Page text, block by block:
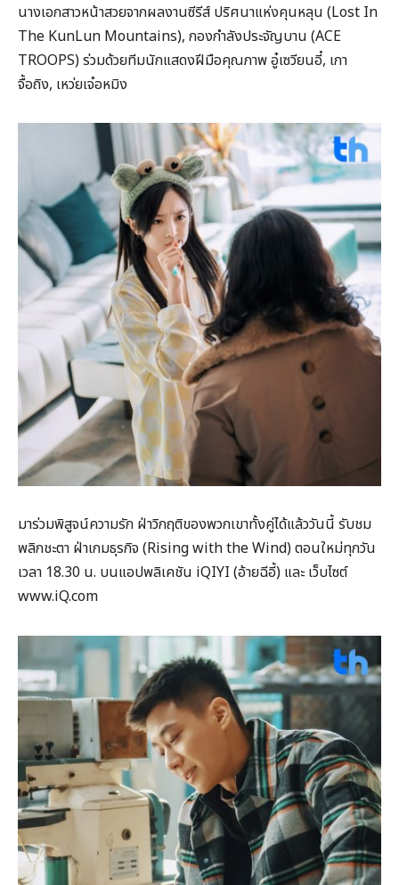
นางเอกสาวหน้าสวยจากผลงานซีรีส์ ปริศนาแห่งคุนหลุน (Lost In
The KunLun Mountains), กองกำลังประจัญบาน (ACE
TROOPS) ร่วมด้วยทีมนักแสดงฝีมือคุณภาพ อู๋เซวียนอี๋, เกา
จื้อถิง, เหว่ยเจ๋อหมิง
มาร่วมพิสูจน์ความรัก ฝ่าวิกฤติของพวกเขาทั้งคู่ได้แล้ววันนี้ รับชม
พลิกชะตา ฝ่าเกมธุรกิจ (Rising with the Wind) ตอนใหม่ทุกวัน
เวลา 18.30 น. บนแอปพลิเคชัน iQIYI (อ้ายฉีอี้) และ เว็บไซต์
www.iQ.com